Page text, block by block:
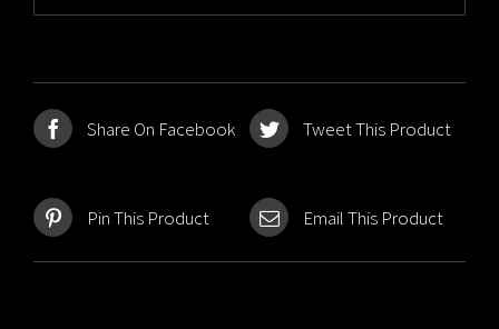
Share On Facebook Tweet This Product
Pin This Product Email This Product